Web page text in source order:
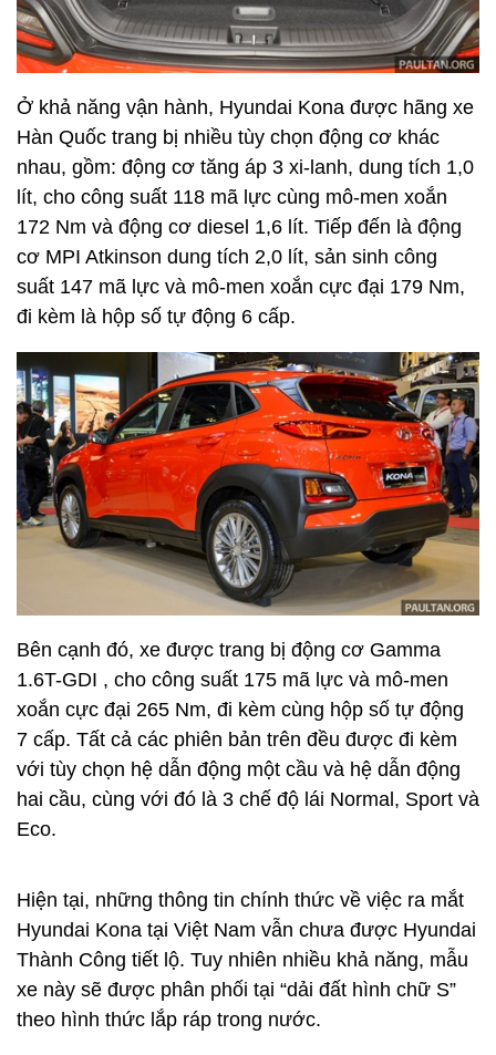
Ở khả năng vận hành, Hyundai Kona được hãng xe
Hàn Quốc trang bị nhiều tùy chọn động cơ khác
nhau, gồm: động cơ tăng áp 3 xi-lanh, dung tích 1,0
lít, cho công suất 118 mã lực cùng mô-men xoắn
172 Nm và động cơ diesel 1,6 lít. Tiếp đến là động
cơ MPI Atkinson dung tích 2,0 lít, sản sinh công
suất 147 mã lực và mô-men xoắn cực đại 179 Nm,
đi kèm là hộp số tự động 6 cấp.
Bên cạnh đó, xe được trang bị động cơ Gamma
1.6T-GDI , cho công suất 175 mã lực và mô-men
xoắn cực đại 265 Nm, đi kèm cùng hộp số tự động
7 cấp. Tất cả các phiên bản trên đều được đi kèm
với tùy chọn hệ dẫn động một cầu và hệ dẫn động
hai cầu, cùng với đó là 3 chế độ lái Normal, Sport và
Eco.
Hiện tại, những thông tin chính thức về việc ra mắt
Hyundai Kona tại Việt Nam vẫn chưa được Hyundai
Thành Công tiết lộ. Tuy nhiên nhiều khả năng, mẫu
xe này sẽ được phân phối tại “dải đất hình chữ S”
theo hình thức lắp ráp trong nước.